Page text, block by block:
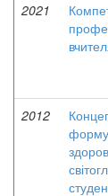
2021
2012